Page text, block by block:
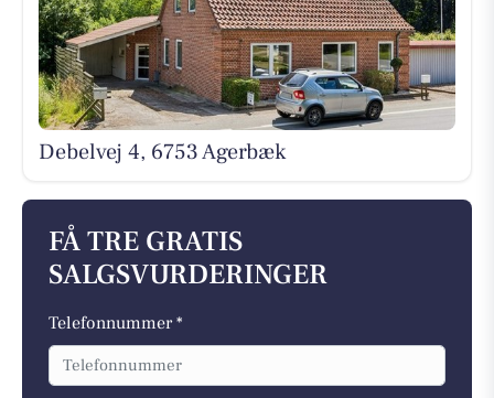
Debelvej 4, 6753 Agerbæk
FÅ TRE GRATIS
SALGSVURDERINGER
Telefonnummer *